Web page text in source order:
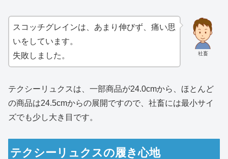
社畜
スコッチグレインは、あまり伸びず、痛い思
いをしています。
失敗しました。
テクシーリュクスは、一部商品が24.0cmから、ほとんど
の商品は24.5cmからの展開ですので、社畜には最小サイ
ズでも少し大き目です。
テクシーリュクスの履き心地